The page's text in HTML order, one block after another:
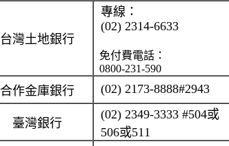
台灣土地銀行
專線：
(02) 2314-6633
免付費電話：
0800-231-590
合作金庫銀行 (02) 2173-8888#2943
臺灣銀行
(02) 2349-3333 #504或
506或511